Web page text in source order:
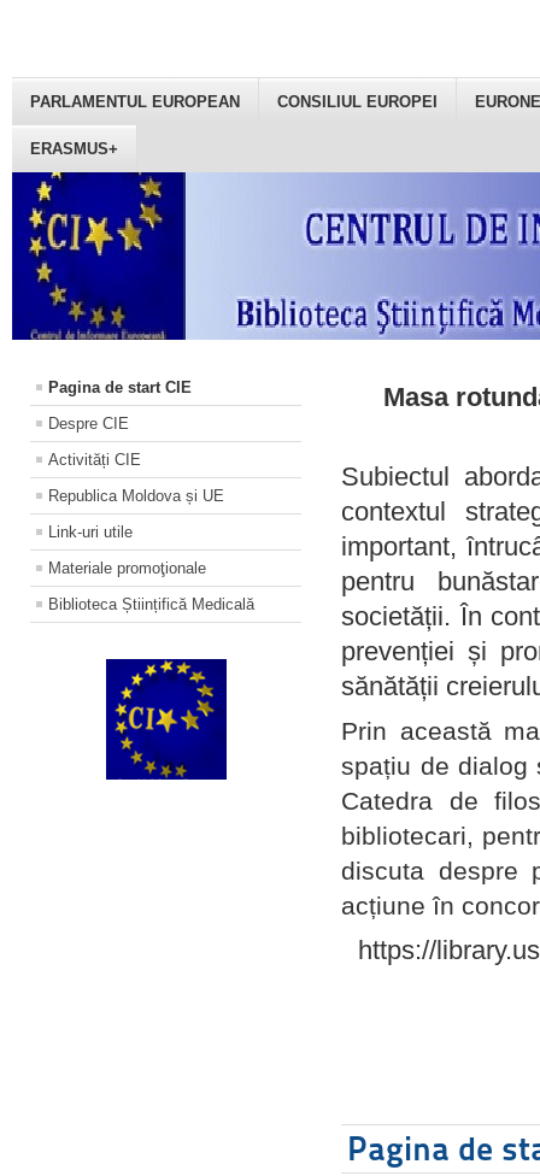
PARLAMENTUL EUROPEAN CONSILIUL EUROPEI
ERASMUS+
Pagina de start CIE
Despre CIE
Activități CIE
Republica Moldova și UE
Link-uri utile
Materiale promoţionale
Biblioteca Științifică Medicală
Masa
Subiectul
contextul
important,
pentru
societății. În
prevenției și
sănătății
Prin această
spațiu de dialog
Catedra de
bibliotecari,
discuta despre
acțiune în
https://
Pagina de